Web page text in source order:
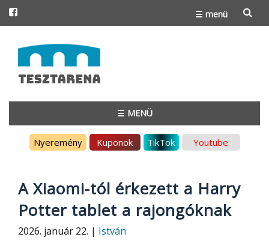
☰ menü
to
content
☰ MENÜ
Nyeremény Kuponok TikTok Youtube
A Xiaomi-tól érkezett a Harry
Potter tablet a rajongóknak
2026. január 22. | István